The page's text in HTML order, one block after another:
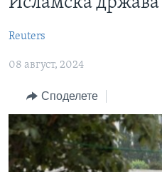
страната
навигација
Пребарувај
ЗДРАВЈЕ
НАУКА
УМЕТНОСТ И ЗАБАВА
ИНТЕРВЈУА
ИЗБОРИ ВО САД 2020 -
Learning English
НАКУСО...
Јазици
Reuters
08 август, 2024
Споделете